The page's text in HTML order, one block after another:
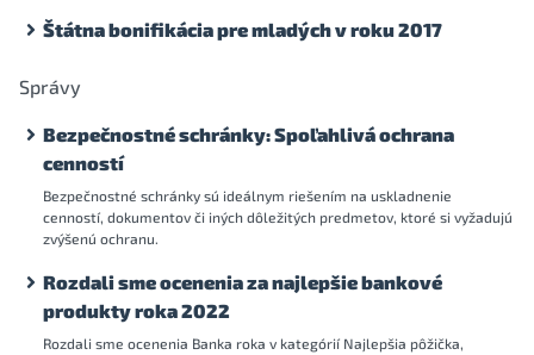
Štátna bonifikácia pre mladých v roku 2017
Správy
Bezpečnostné schránky: Spoľahlivá ochrana
cenností
Bezpečnostné schránky sú ideálnym riešením na uskladnenie
cenností, dokumentov či iných dôležitých predmetov, ktoré si vyžadujú
zvýšenú ochranu.
Rozdali sme ocenenia za najlepšie bankové
produkty roka 2022
Rozdali sme ocenenia Banka roka v kategórií Najlepšia pôžička,